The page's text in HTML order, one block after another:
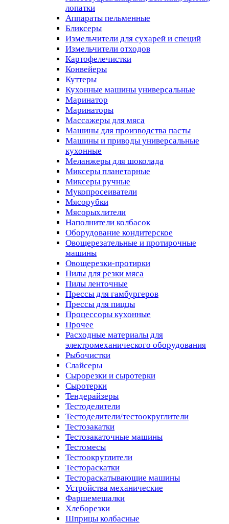
лопатки
Аппараты пельменные
Бликсеры
Измельчители для сухарей и специй
Измельчители отходов
Картофелечистки
Конвейеры
Куттеры
Кухонные машины универсальные
Маринатор
Маринаторы
Массажеры для мяса
Машины для производства пасты
Машины и приводы универсальные
кухонные
Меланжеры для шоколада
Миксеры планетарные
Миксеры ручные
Мукопросеиватели
Мясорубки
Мясорыхлители
Наполнители колбасок
Оборудование кондитерское
Овощерезательные и протирочные
машины
Овощерезки-протирки
Пилы для резки мяса
Пилы ленточные
Прессы для гамбургеров
Прессы для пиццы
Процессоры кухонные
Прочее
Расходные материалы для
электромеханического оборудования
Рыбочистки
Слайсеры
Сырорезки и сыротерки
Сыротерки
Тендерайзеры
Тестоделители
Тестоделители/тестоокруглители
Тестозакатки
Тестозакаточные машины
Тестомесы
Тестоокруглители
Тестораскатки
Тестораскатывающие машины
Устройства механические
Фаршемешалки
Хлеборезки
Шприцы колбасные